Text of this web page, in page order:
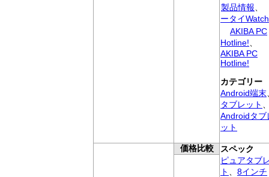
製品情報
ータイWatch
AKIBA PC
Hotline!
AKIBA PC
Hotline!
カテゴリー
Android端末
タブレット
Androidタブ
ット
価格比較
スペック
ピュアタブ
ト
8インチ